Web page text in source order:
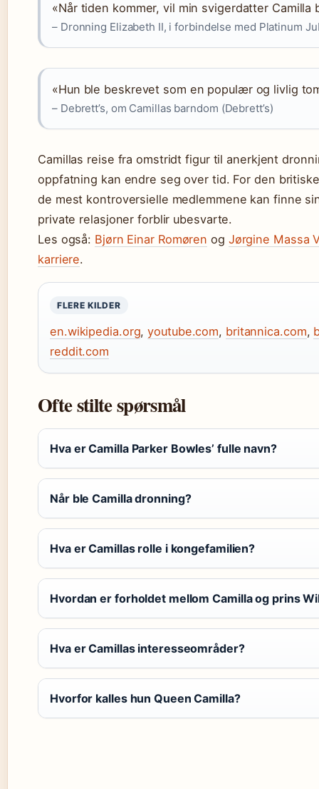
«Når tiden kommer, vil min svigerdatter
– Dronning Elizabeth II, i forbindelse med Platinum
«Hun ble beskrevet som en populær og livlig
– Debrett’s, om Camillas barndom (Debrett’s)
Camillas reise fra omstridt figur til anerkjent
oppfatning kan endre seg over tid. For den
de mest kontroversielle medlemmene kan finne
private relasjoner forblir ubesvarte.
Les også: Bjørn Einar Romøren og Jørgine Massa
karriere.
FLERE KILDER
en.wikipedia.org,youtube.com, britannica.com,
reddit.com
Ofte stilte spørsmål
Hva er Camilla Parker Bowles’ fulle navn?
Når ble Camilla dronning?
Hva er Camillas rolle i kongefamilien?
Hvordan er forholdet mellom Camilla og prins
Hva er Camillas interesseområder?
Hvorfor kalles hun Queen Camilla?